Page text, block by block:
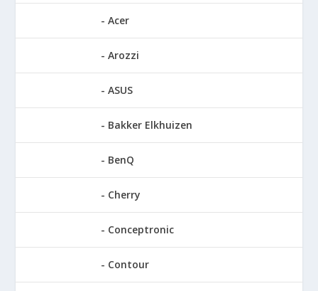
Acer
Arozzi
ASUS
Bakker Elkhuizen
BenQ
Cherry
Conceptronic
Contour